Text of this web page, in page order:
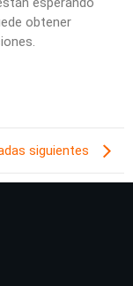
obtener
siguientes